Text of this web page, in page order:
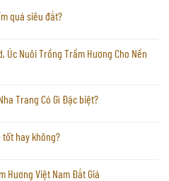
quá siêu đắt?
Úc Nuôi Trồng Trầm Hương Cho Nền
Trang Có Gì Đặc biệt?
tốt hay không?
Hương Việt Nam Đắt Giá